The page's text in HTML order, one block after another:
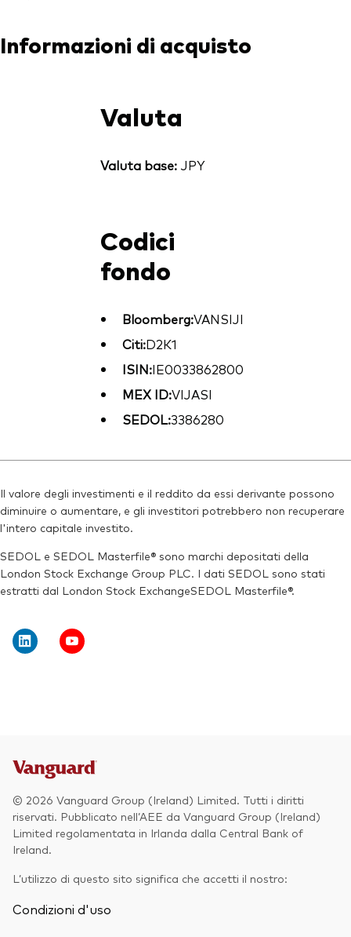
Informazioni di acquisto
Valuta
Valuta base: JPY
Codici
fondo
Bloomberg:VANSIJI
Citi:D2K1
ISIN:IE0033862800
MEX ID:VIJASI
SEDOL:3386280
Il valore degli investimenti e il reddito da essi derivante possono
diminuire o aumentare, e gli investitori potrebbero non recuperare
l'intero capitale investito.
SEDOL e SEDOL Masterfile® sono marchi depositati della
London Stock Exchange Group PLC. I dati SEDOL sono stati
estratti dal London Stock ExchangeSEDOL Masterfile®.
© 2026 Vanguard Group (Ireland) Limited. Tutti i diritti
riservati. Pubblicato nell’AEE da Vanguard Group (Ireland)
Limited regolamentata in Irlanda dalla Central Bank of
Ireland.
L’utilizzo di questo sito significa che accetti il nostro:
Condizioni d'uso